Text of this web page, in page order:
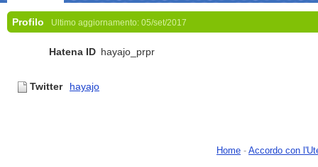
Profilo Ultimo aggiornamento: 05/set/2017
Hatena ID hayajo_prpr
Twitter hayajo
Home - Accordo con